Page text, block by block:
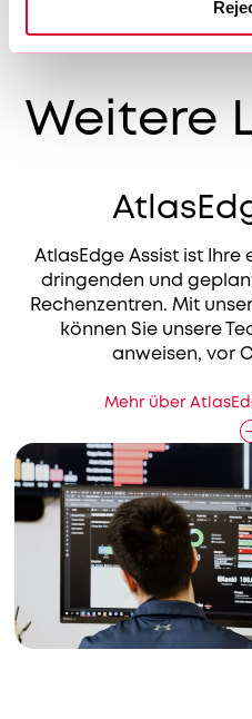
Weitere
AtlasEdge Assist ist
dringenden und
Rechenzentren. Mit
können Sie unsere
anweisen, vor
Mehr über